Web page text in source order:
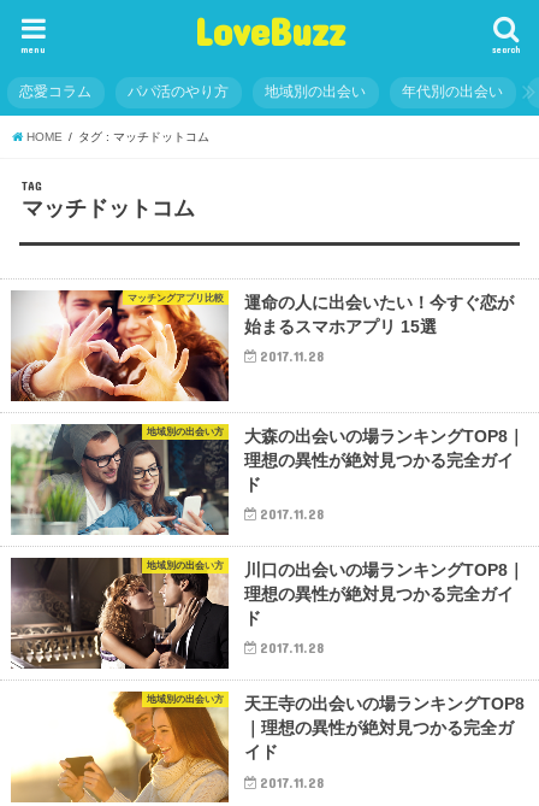
LoveBuzz search
menu
恋愛コラム パパ活のやり方 地域別の出会い 年代別の出会い
HOME タグ : マッチドットコム
TAG
マッチドットコム
マッチングアプリ比較
運命の人に出会いたい！今すぐ恋が
始まるスマホアプリ 15選
2017.11.28
地域別の出会い方
大森の出会いの場ランキングTOP8｜
理想の異性が絶対見つかる完全ガイ
ド
2017.11.28
地域別の出会い方
川口の出会いの場ランキングTOP8｜
理想の異性が絶対見つかる完全ガイ
ド
2017.11.28
地域別の出会い方
天王寺の出会いの場ランキングTOP8
｜理想の異性が絶対見つかる完全ガ
イド
2017.11.28